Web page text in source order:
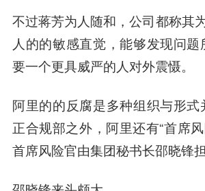
不过蒋芳为人随和，公司都称其
人的的敏感直觉，能够发现问
要一个更具威严的人对外震慑。
阿里的的反腐是多种组织与形式
正合规部之外，阿里还有“首席
首席风险官由集团秘书长邵晓锋担